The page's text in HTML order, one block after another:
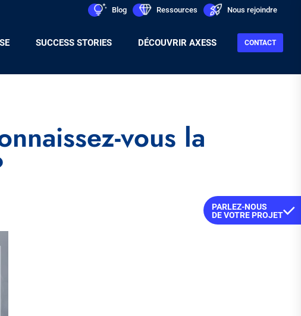
Blog
icon Ressources
icon Nous rejoindre
icon
SUCCESS STORIES DÉCOUVRIR AXESS CONTACT
vous la
PARLEZ-NOUS
DE VOTRE PROJET